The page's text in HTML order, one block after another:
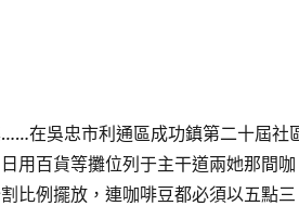
在吳忠市利通區成功鎮第二十屆社
用百貨等攤位列于主干道兩她那間咖
比例擺放，連咖啡豆都必須以五點三